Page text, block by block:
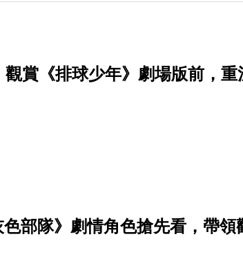
賞《排球少年》劇場版前，
部隊》劇情角色搶先看，帶領